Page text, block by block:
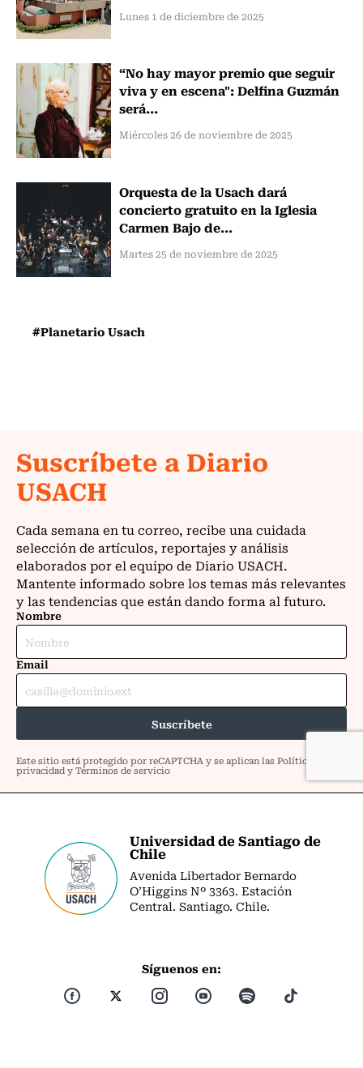
Lunes 1 de diciembre de 2025
“No hay mayor premio que seguir
viva y en escena": Delfina Guzmán
será...
Miércoles 26 de noviembre de 2025
Orquesta de la Usach dará
concierto gratuito en la Iglesia
Carmen Bajo de...
Martes 25 de noviembre de 2025
#Planetario Usach
Universidad de Santiago de
Chile
Avenida Libertador Bernardo
O’Higgins Nº 3363. Estación
Central. Santiago. Chile.
Síguenos en: